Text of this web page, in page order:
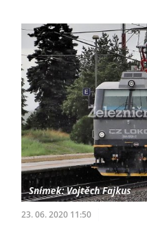
23. 06. 2020 11:50